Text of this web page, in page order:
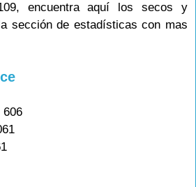
encuentra aquí los secos y
sección de estadísticas con mas
606